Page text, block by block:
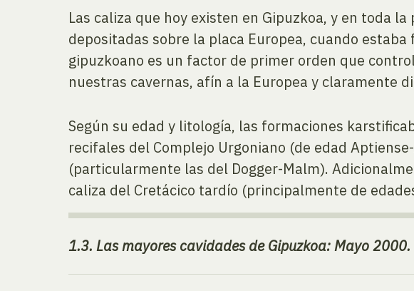
Las caliza que hoy existen en Gipuzkoa, y en toda
depositadas sobre la placa Europea, cuando
gipuzkoano es un factor de primer orden que
nuestras cavernas, afín a la Europea y claramente
Según su edad y litología, las formaciones
recifales del Complejo Urgoniano (de edad
(particularmente las del Dogger-Malm).
caliza del Cretácico tardío (principalmente de
1.3. Las mayores cavidades de Gipuzkoa: Mayo 2000.